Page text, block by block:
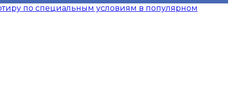
по специальным условиям в популярном